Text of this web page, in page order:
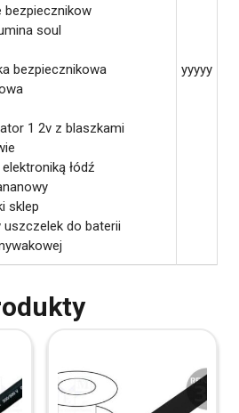
bezpiecznikow
soul
bezpiecznikowa
1 2v z blaszkami
łódź
sklep
uszczelek do baterii
yyyyy